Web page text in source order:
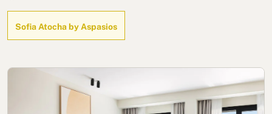
Boutique Hotels
Luxury Brand
À propos de nous
Blog
Sofia Atocha by Aspasios